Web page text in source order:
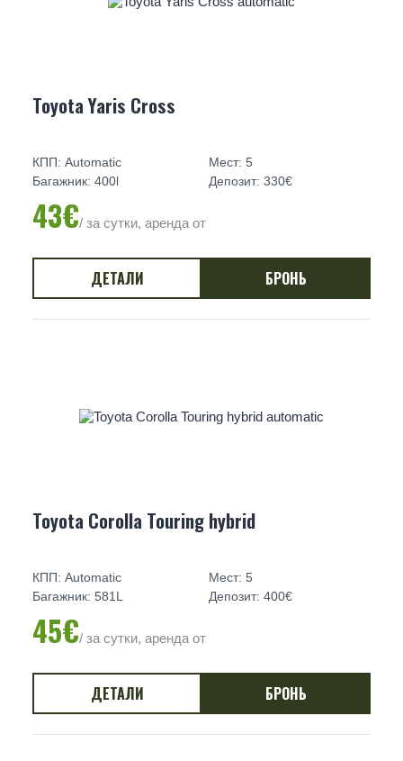
Toyota Yaris Cross
КПП: Automatic
Мест: 5
Багажник: 400l
Депозит: 330€
43€/ за сутки, аренда от
ДЕТАЛИ БРОНЬ
Toyota Corolla Touring hybrid
КПП: Automatic
Мест: 5
Багажник: 581L
Депозит: 400€
45€/ за сутки, аренда от
ДЕТАЛИ БРОНЬ